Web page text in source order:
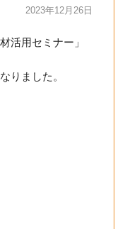
2023年12月26日
活用セミナー」
りました。